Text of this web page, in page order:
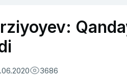
3686